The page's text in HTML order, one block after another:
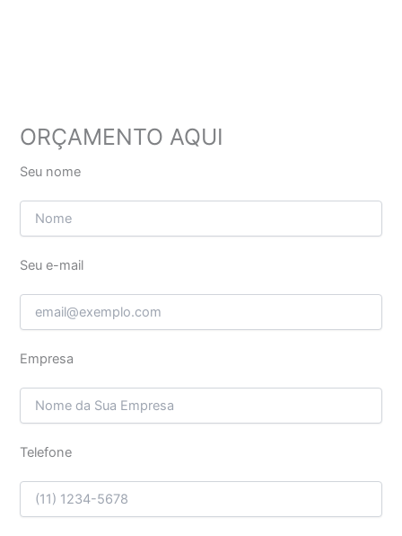
ORÇAMENTO AQUI
Seu nome
Seu e-mail
Empresa
Telefone